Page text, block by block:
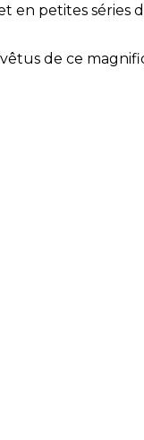
petites séries
de ce